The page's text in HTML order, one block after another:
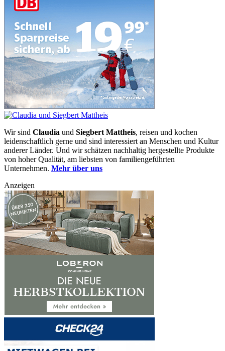
Wir sind Claudia und Siegbert Mattheis, reisen und kochen
leidenschaftlich gerne und sind interessiert an Menschen und Kultur
anderer Länder. Und wir schätzen nachhaltig hergestellte Produkte
von hoher Qualität, am liebsten von familiengeführten
Unternehmen. Mehr über uns
Anzeigen